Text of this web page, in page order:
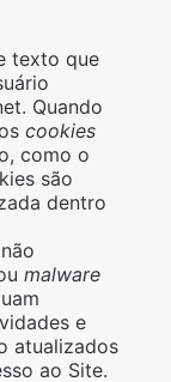
texto que
Quando
cookies
como o
são
dentro
malware
e
atualizados
ao Site.